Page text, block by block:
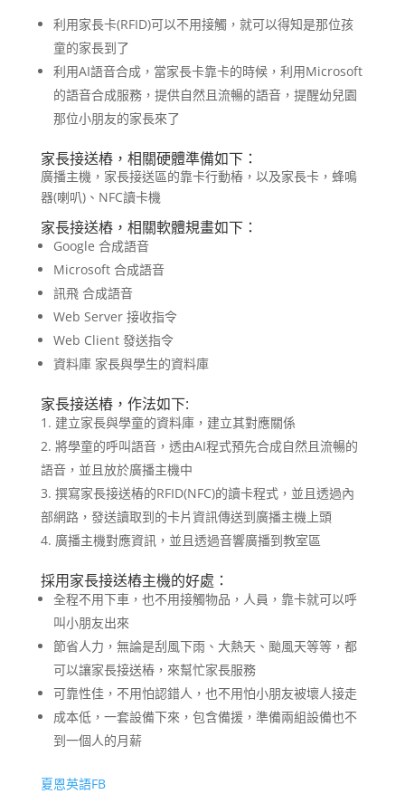
利用家長卡(RFID)可以不用接觸，就可以得知是那位孩
童的家長到了
利用AI語音合成，當家長卡靠卡的時候，利用Microsoft
的語音合成服務，提供自然且流暢的語音，提醒幼兒園
那位小朋友的家長來了
家長接送樁，相關硬體準備如下：
廣播主機，家長接送區的靠卡行動樁，以及家長卡，蜂鳴
器(喇叭)、NFC讀卡機
家長接送樁，相關軟體規畫如下：
Google 合成語音
Microsoft 合成語音
訊飛 合成語音
Web Server 接收指令
Web Client 發送指令
資料庫 家長與學生的資料庫
家長接送樁，作法如下:
建立家長與學童的資料庫，建立其對應關係
將學童的呼叫語音，透由AI程式預先合成自然且流暢的
語音，並且放於廣播主機中
撰寫家長接送樁的RFID(NFC)的讀卡程式，並且透過內
部網路，發送讀取到的卡片資訊傳送到廣播主機上頭
廣播主機對應資訊，並且透過音響廣播到教室區
採用家長接送樁主機的好處：
全程不用下車，也不用接觸物品，人員，靠卡就可以呼
叫小朋友出來
節省人力，無論是刮風下雨、大熱天、颱風天等等，都
可以讓家長接送樁，來幫忙家長服務
可靠性佳，不用怕認錯人，也不用怕小朋友被壞人接走
成本低，一套設備下來，包含備援，準備兩組設備也不
到一個人的月薪
夏恩英語FB